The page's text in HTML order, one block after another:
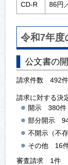
CD-R 86円
令和7年度
公文書の
請求件数 492件
請求に対する決
開示 380件
部分開示
不開示（不
その他 16
審査請求 1件